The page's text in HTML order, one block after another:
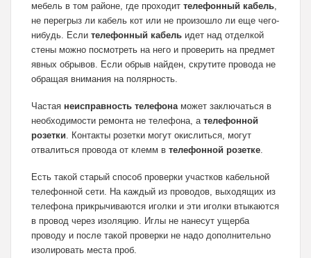
мебель в том районе, где проходит телефонный кабель,
не перегрыз ли кабель кот или не произошло ли еще чего-
нибудь. Если телефонный кабель идет над отделкой
стены можно посмотреть на него и проверить на предмет
явных обрывов. Если обрыв найден, скрутите провода не
обращая внимания на полярность.
Частая неисправность телефонаможет заключаться в
необходимости ремонта не телефона, а телефонной
розетки. Контакты розетки могут окислиться, могут
отвалиться провода от клемм в телефонной розетке.
Есть такой старый способ проверки участков кабельной
телефонной сети. На каждый из проводов, выходящих из
телефона прикрычиваются иголки и эти иголки втыкаются
в провод через изоляцию. Иглы не нанесут ущерба
проводу и после такой проверки не надо дополнительно
изолировать места проб.